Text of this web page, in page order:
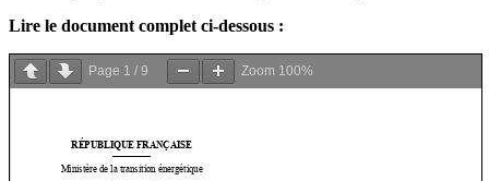
Lire le document complet ci-dessous :
Page 1 / 9 Zoom 100%